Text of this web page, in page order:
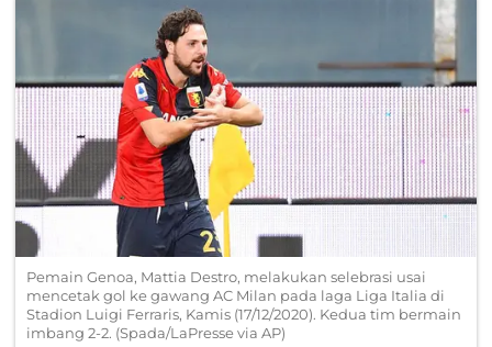
Pemain Genoa, Mattia Destro, melakukan selebrasi usai
mencetak gol ke gawang AC Milan pada laga Liga Italia di
Stadion Luigi Ferraris, Kamis (17/12/2020). Kedua tim bermain
imbang 2-2. (Spada/LaPresse via AP)